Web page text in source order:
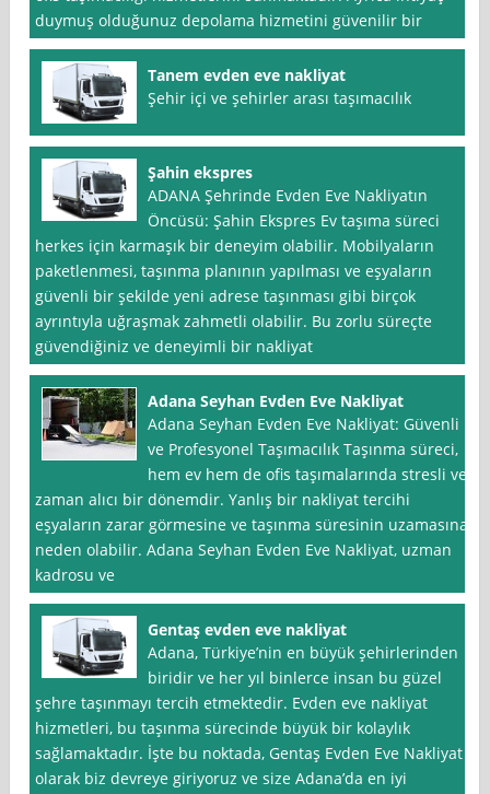
duymuş olduğunuz depolama hizmetini güvenilir bir
Tanem evden eve nakliyat
Şehir içi ve şehirler arası taşımacılık
Şahin ekspres
ADANA Şehrinde Evden Eve Nakliyatın
Öncüsü: Şahin Ekspres Ev taşıma süreci
herkes için karmaşık bir deneyim olabilir. Mobilyaların
paketlenmesi, taşınma planının yapılması ve eşyaların
güvenli bir şekilde yeni adrese taşınması gibi birçok
ayrıntıyla uğraşmak zahmetli olabilir. Bu zorlu süreçte
güvendiğiniz ve deneyimli bir nakliyat
Adana Seyhan Evden Eve Nakliyat
Adana Seyhan Evden Eve Nakliyat: Güvenli
ve Profesyonel Taşımacılık Taşınma süreci,
hem ev hem de ofis taşımalarında stresli ve
zaman alıcı bir dönemdir. Yanlış bir nakliyat tercihi
eşyaların zarar görmesine ve taşınma süresinin uzamasına
neden olabilir. Adana Seyhan Evden Eve Nakliyat, uzman
kadrosu ve
Gentaş evden eve nakliyat
Adana, Türkiye’nin en büyük şehirlerinden
biridir ve her yıl binlerce insan bu güzel
şehre taşınmayı tercih etmektedir. Evden eve nakliyat
hizmetleri, bu taşınma sürecinde büyük bir kolaylık
sağlamaktadır. İşte bu noktada, Gentaş Evden Eve Nakliyat
olarak biz devreye giriyoruz ve size Adana’da en iyi